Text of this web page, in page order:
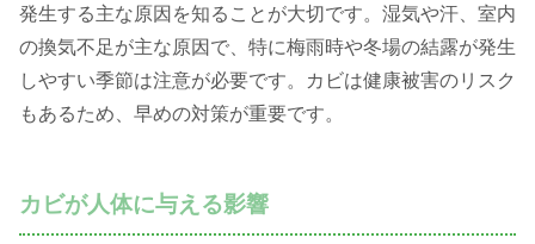
発生する主な原因を知ることが大切です。湿気や汗、室内
の換気不足が主な原因で、特に梅雨時や冬場の結露が発生
しやすい季節は注意が必要です。カビは健康被害のリスク
もあるため、早めの対策が重要です。
カビが人体に与える影響